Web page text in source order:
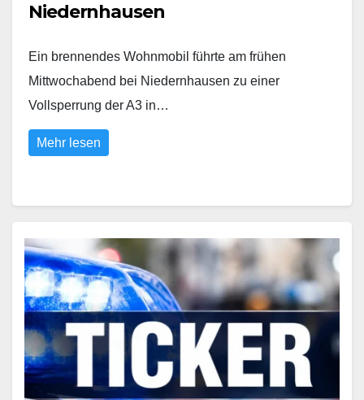
Niedernhausen
Ein brennendes Wohnmobil führte am frühen
Mittwochabend bei Niedernhausen zu einer
Vollsperrung der A3 in…
Mehr lesen